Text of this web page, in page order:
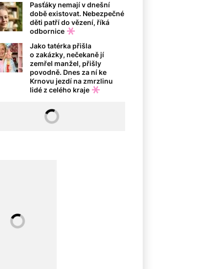
Pasťáky nemají v dnešní
době existovat. Nebezpečné
děti patří do vězení, říká
odbornice
Jako tatérka přišla
o zakázky, nečekaně jí
zemřel manžel, přišly
povodně. Dnes za ní ke
Krnovu jezdí na zmrzlinu
lidé z celého kraje